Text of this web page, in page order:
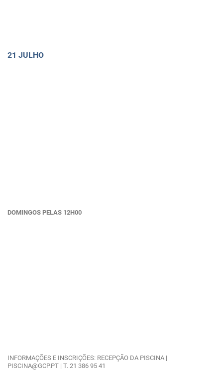
21 JULHO
DOMINGOS PELAS 12H00
INFORMAÇÕES E INSCRIÇÕES: RECEPÇÃO DA PISCINA |
PISCINA@GCP.PT | T. 21 386 95 41